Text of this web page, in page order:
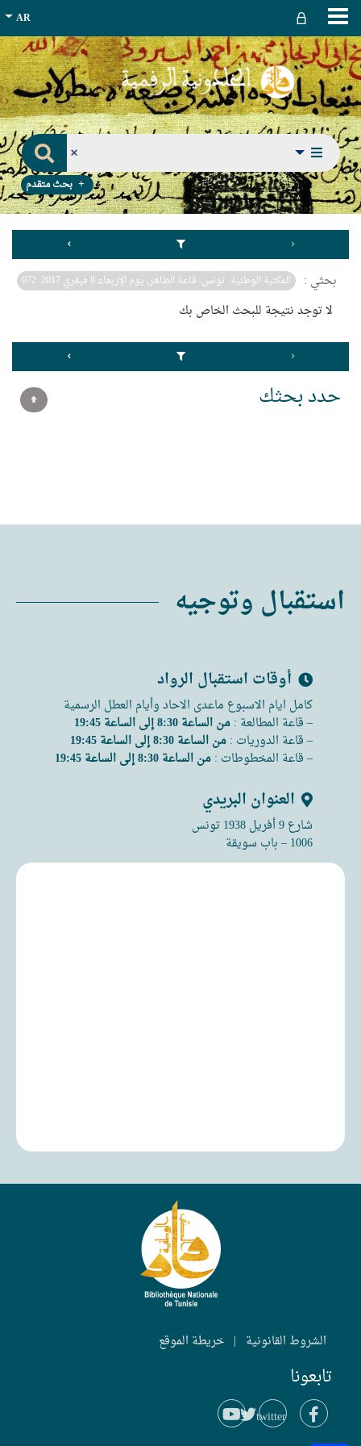
بحث متقدم
بحثي : المكتبة الوطنية. تونس. قاعة الطاهر, يوم الإربعاء 8 فيفري 2017. 072
لا توجد نتيجة للبحث الخاص بك
حدد بحثك
استقبال وتوجيه
أوقات استقبال الرواد
كامل ايام الاسبوع ماعدى الاحاد وأيام العطل الرسمية
– قاعة المطالعة :من الساعة 8:30 إلى الساعة 19:45
– قاعة الدوريات :من الساعة 8:30 إلى الساعة 19:45
– قاعة المخطوطات :من الساعة 8:30 إلى الساعة 19:45
العنوان البريدي
شارع 9 أفريل 1938 تونس
1006 – باب سويقة
الشروط القانونية | خريطة الموقع
تابعونا
twitter